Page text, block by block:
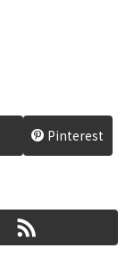
Pinterest